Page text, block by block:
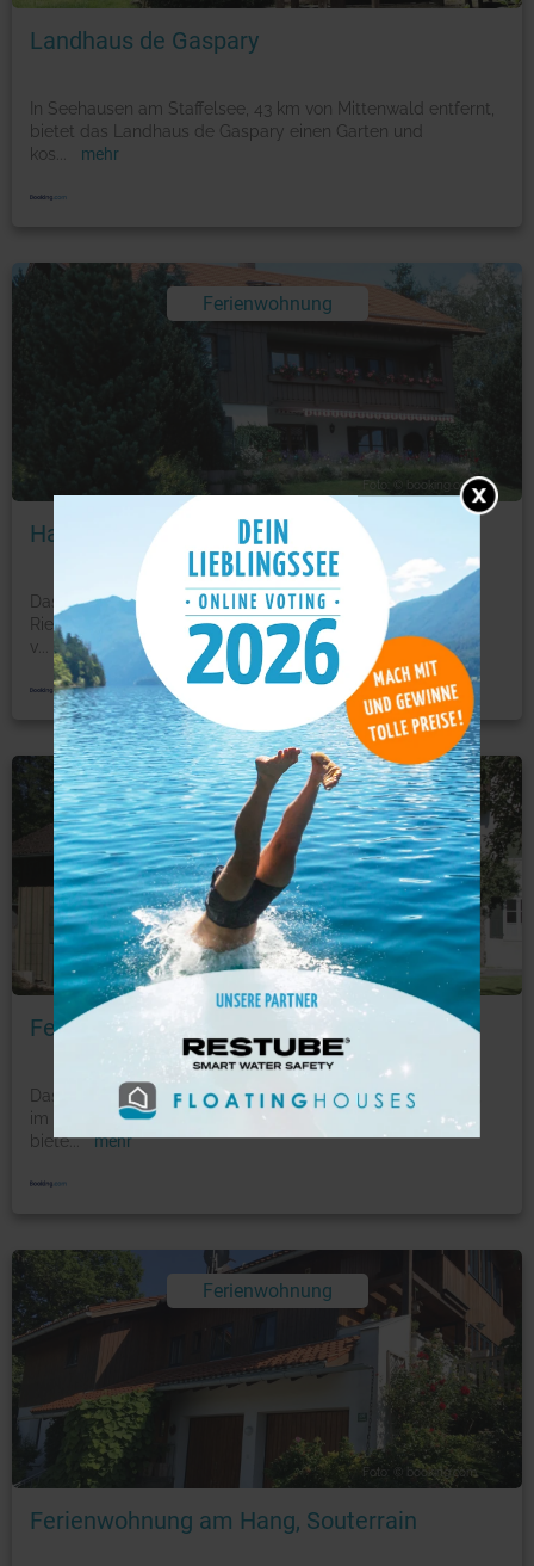
Landhaus de Gaspary
In Seehausen am Staffelsee, 43 km von Mittenwald entfernt,
bietet das Landhaus de Gaspary einen Garten und
kos
mehr
Ferienwohnung
Foto: © booking.com
Haus Riegseeblick
Das Haus Riegseeblick erwartet Sie mit einem Garten in
Riegsee in Bayern. Die Unterkunft befindet sich 34 km
v
mehr
Ferienwohnung
Foto: © booking.com
Ferienhaus Alp Chalet
Das ruhig und nur 1 km vom Kochelsee entfernt gelegene,
im Landhausstil gestaltete Ferienhaus Alp Chalet
biete... mehr
Ferienwohnung
Foto: © booking.com
Ferienwohnung am Hang, Souterrain